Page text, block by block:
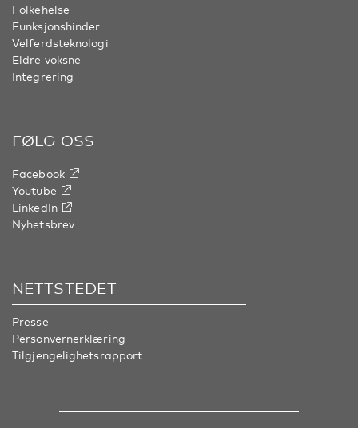
Folkehelse
Funksjonshinder
Velferdsteknologi
Eldre voksne
Integrering
FØLG OSS
Facebook
Youtube
LinkedIn
Nyhetsbrev
NETTSTEDET
Presse
Personvernerklæring
Tilgjengelighetsrapport